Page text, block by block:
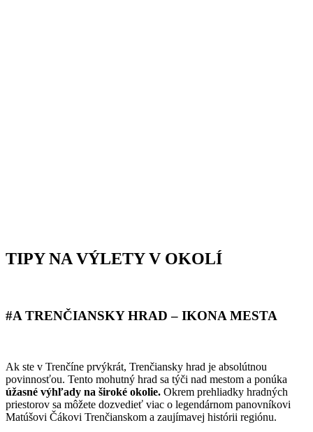
TIPY NA VÝLETY V OKOLÍ
#A TRENČIANSKY HRAD – IKONA MESTA
Ak ste v Trenčíne prvýkrát, Trenčiansky hrad je absolútnou
povinnosťou. Tento mohutný hrad sa týči nad mestom a ponúka
úžasné výhľady na široké okolie. Okrem prehliadky hradných
priestorov sa môžete dozvedieť viac o legendárnom panovníkovi
Matúšovi Čákovi Trenčianskom a zaujímavej histórii regiónu.